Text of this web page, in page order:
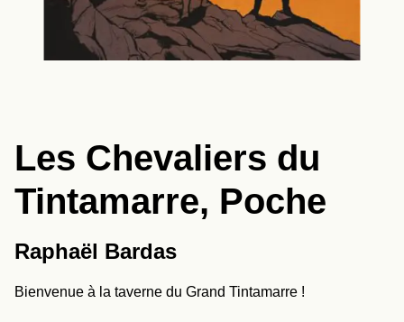
Les Chevaliers du
Tintamarre, Poche
Raphaël Bardas
Bienvenue à la taverne du Grand Tintamarre !